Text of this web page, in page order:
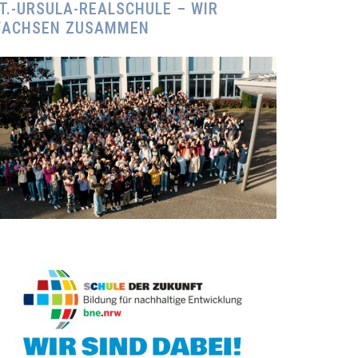
URSULA-REALSCHULE – WIR
ZUSAMMEN